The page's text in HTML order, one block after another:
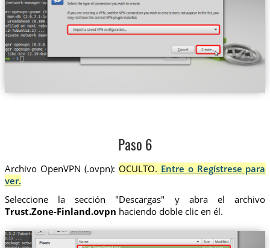
Paso 6
Archivo OpenVPN (.ovpn): OCULTO. Entre o Regístrese para
ver.
Seleccione la sección "Descargas" y abra el archivo
Trust.Zone-Finland.ovpn haciendo doble clic en él.